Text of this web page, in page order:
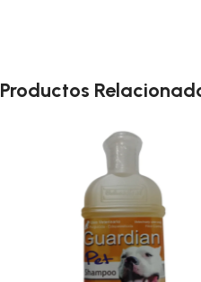
Productos